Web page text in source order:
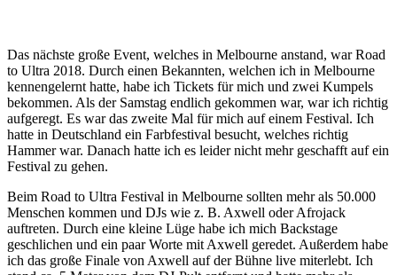
Das nächste große Event, welches in Melbourne anstand, war Road
to Ultra 2018. Durch einen Bekannten, welchen ich in Melbourne
kennengelernt hatte, habe ich Tickets für mich und zwei Kumpels
bekommen. Als der Samstag endlich gekommen war, war ich richtig
aufgeregt. Es war das zweite Mal für mich auf einem Festival. Ich
hatte in Deutschland ein Farbfestival besucht, welches richtig
Hammer war. Danach hatte ich es leider nicht mehr geschafft auf ein
Festival zu gehen.
Beim Road to Ultra Festival in Melbourne sollten mehr als 50.000
Menschen kommen und DJs wie z. B. Axwell oder Afrojack
auftreten. Durch eine kleine Lüge habe ich mich Backstage
geschlichen und ein paar Worte mit Axwell geredet. Außerdem habe
ich das große Finale von Axwell auf der Bühne live miterlebt. Ich